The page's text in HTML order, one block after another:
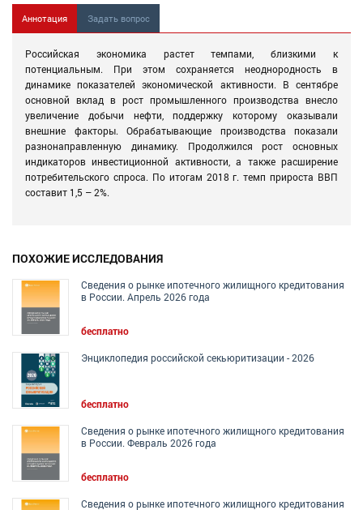
Аннотация Задать вопрос
Российская экономика растет темпами, близкими к
потенциальным. При этом сохраняется неоднородность в
динамике показателей экономической активности. В сентябре
основной вклад в рост промышленного производства внесло
увеличение добычи нефти, поддержку которому оказывали
внешние факторы. Обрабатывающие производства показали
разнонаправленную динамику. Продолжился рост основных
индикаторов инвестиционной активности, а также расширение
потребительского спроса. По итогам 2018 г. темп прироста ВВП
составит 1,5 – 2%.
ПОХОЖИЕ ИССЛЕДОВАНИЯ
Сведения о рынке ипотечного жилищного кредитования
в России. Апрель 2026 года
бесплатно
Энциклопедия российской секьюритизации - 2026
бесплатно
Сведения о рынке ипотечного жилищного кредитования
в России. Февраль 2026 года
бесплатно
Сведения о рынке ипотечного жилищного кредитования